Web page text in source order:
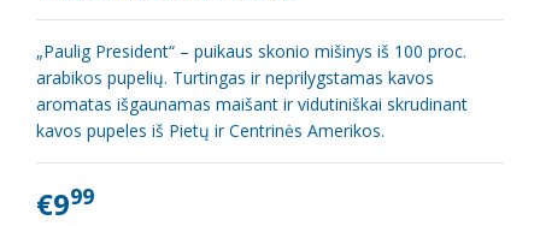
„Paulig President“ – puikaus skonio mišinys iš 100 proc.
arabikos pupelių. Turtingas ir neprilygstamas kavos
aromatas išgaunamas maišant ir vidutiniškai skrudinant
kavos pupeles iš Pietų ir Centrinės Amerikos.
€999